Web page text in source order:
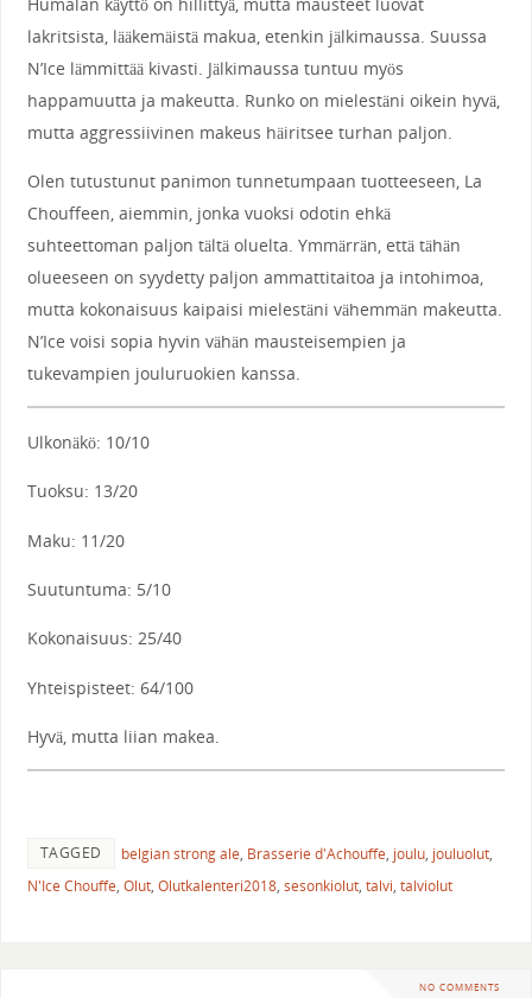
lakritsista, lääkemäistä makua, etenkin jälkimaussa. Suussa
N’Ice lämmittää kivasti. Jälkimaussa tuntuu myös
happamuutta ja makeutta. Runko on mielestäni oikein hyvä,
mutta aggressiivinen makeus häiritsee turhan paljon.
Olen tutustunut panimon tunnetumpaan tuotteeseen, La
Chouffeen, aiemmin, jonka vuoksi odotin ehkä
suhteettoman paljon tältä oluelta. Ymmärrän, että tähän
olueeseen on syydetty paljon ammattitaitoa ja intohimoa,
mutta kokonaisuus kaipaisi mielestäni vähemmän makeutta.
N’Ice voisi sopia hyvin vähän mausteisempien ja
tukevampien jouluruokien kanssa.
Ulkonäkö: 10/10
Tuoksu: 13/20
Maku: 11/20
Suutuntuma: 5/10
Kokonaisuus: 25/40
Yhteispisteet: 64/100
Hyvä, mutta liian makea.
TAGGED belgian strong ale, Brasserie d'Achouffe, joulu, jouluolut,
N'Ice Chouffe, Olut, Olutkalenteri2018, sesonkiolut, talvi, talviolut
NO COMMENTS